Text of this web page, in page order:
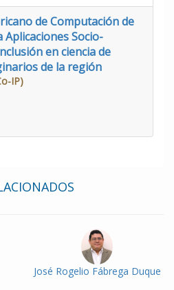
de Computación de
Socio-
en ciencia de
de la región
IP)
José Rogelio Fábrega Duque